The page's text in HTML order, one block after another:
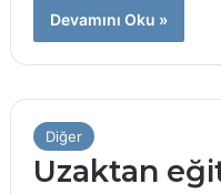
Devamını Oku »
Diğer
Uzaktan